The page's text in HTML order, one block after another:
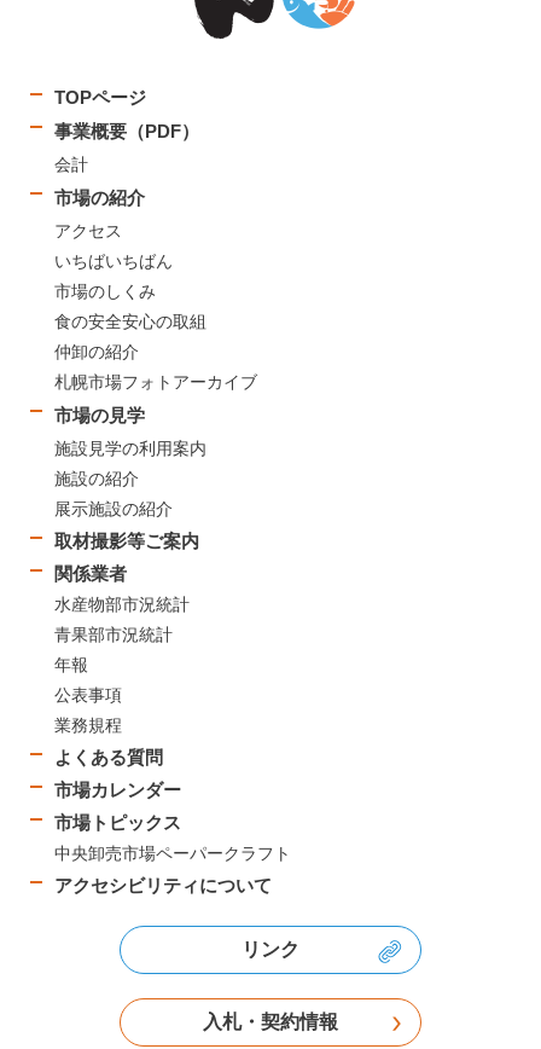
TOPページ
事業概要（PDF）
会計
市場の紹介
アクセス
いちばいちばん
市場のしくみ
食の安全安心の取組
仲卸の紹介
札幌市場フォトアーカイブ
市場の見学
施設見学の利用案内
施設の紹介
展示施設の紹介
取材撮影等ご案内
関係業者
水産物部市況統計
青果部市況統計
年報
公表事項
業務規程
よくある質問
市場カレンダー
市場トピックス
中央卸売市場ペーパークラフト
アクセシビリティについて
リンク
入札・契約情報